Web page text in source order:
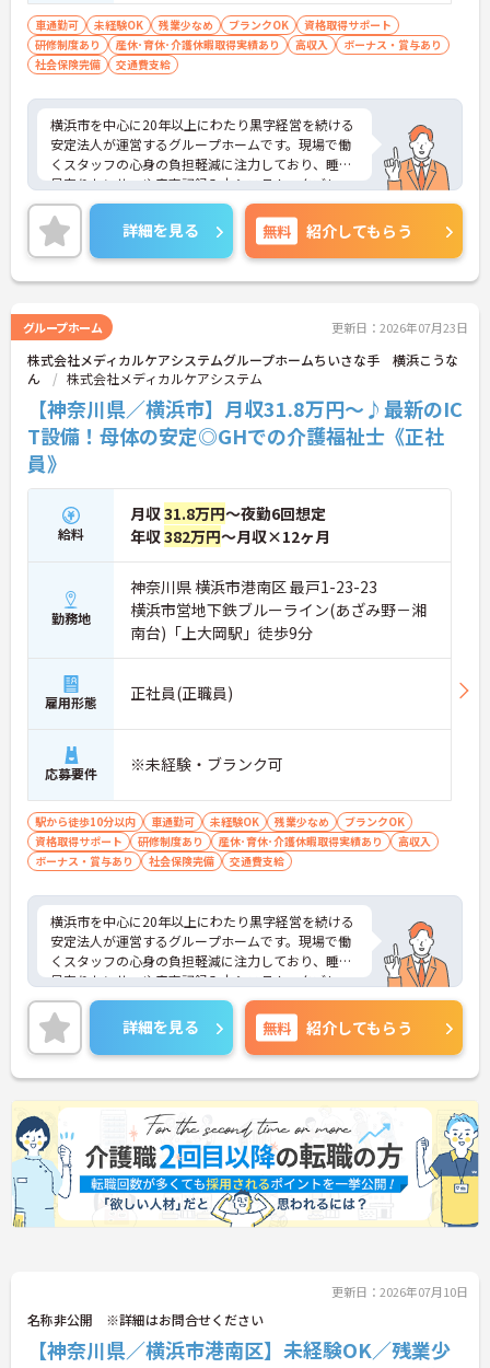
【従業員満足を第一に掲げる安定した経営基盤のも
とで安心してキャリアを築けます】
・創業以来20年以上にわたり黒字経営を継続してお
り地域社会にも貢献する強固な基盤があります
・現場スタッフの心の豊かさを大切にする理念が浸
透しチームワークよくケアに専念できる環境です
車通勤可 未経験OK 残業少なめ ブランクOK
資格取得サポート
研修制度あり
産休･育休･介護休暇取得実績あり 高収入
ボーナス・賞与あり
社会保険完備
交通費支給
横浜市を中心に20年以上にわたり黒字経営を続ける
安定法人が運営するグループホームです。現場で働
くスタッフの心身の負担軽減に注力しており、睡眠
見守りセンサーや音声記録入力システム、タブレッ
トでの記録ソフトなど最新の介護DXを積極的に導入
しています。これにより夜間の見守りや事務作業の
負担を大幅に削減し、ご入居者様とじっくり向き合
えるゆとりある労働環境を実現しています。介護福
祉士の方は月収31.8万円という高水準の給与体系が
く、プライベートとの両立もしやすいです。さら
に、独自のマネジメント研修や医療的ケアの研修な
ど、働きながら着実に専門性を高められる教育体制
も万全に整っています。生活基盤をしっかりと安定
させながら、介護福祉士として長期的なキャリアア
ップを描いていける環境です。
★おすすめPOINT★
【最新のICT設備による業務効率化で心身の負担を軽
・睡眠見守りセンサーや音声記録システムを導入し
スタッフの業務負荷を減らしています
・夜間の巡視負担や記録業務の時間が短縮され余裕
を持ったケアの実践が期待できます
【充実した社内研修や資格取得支援を活用して介護
福祉士からのキャリアアップを描けます】
・喀痰吸引などの医療的ケアやマネジメント研修を
受講できる専門の教育体制が整っています
・日々の業務と両立しながらスキルを高められ将来
的な役割拡大やリーダー職への挑戦を目指せます
【残業の少なさと柔軟な支援制度で介護福祉士とし
て長く働き続けられます】
ライフバランスを保ちながら勤務できます
詳細を見る 無料 紹介してもらう
グループホーム 更新日：2026年07月23日
株式会社メディカルケアシステムグループホームちいさな手 横浜こうな
ん
株式会社メディカルケアシステム
【神奈川県／横浜市】月収31.8万円～♪最新のIC
T設備！母体の安定◎GHでの介護福祉士《正社
員》
給料
月収31.8万円～夜勤6回想定
年収382万円～月収×12ヶ月
勤務地
神奈川県 横浜市港南区 最戸1-23-23
横浜市営地下鉄ブルーライン(あざみ野－湘
南台)「上大岡駅」徒歩9分
雇用形態 正社員(正職員)
応募要件 ※未経験・ブランク可
駅から徒歩10分以内 車通勤可 未経験OK 残業少なめ
ブランクOK
資格取得サポート
研修制度あり 産休･育休･介護休暇取得実績あり
高収入
ボーナス・賞与あり
社会保険完備 交通費支給
横浜市を中心に20年以上にわたり黒字経営を続ける
安定法人が運営するグループホームです。現場で働
くスタッフの心身の負担軽減に注力しており、睡眠
見守りセンサーや音声記録入力システム、タブレッ
トでの記録ソフトなど最新の介護DXを積極的に導入
しています。これにより夜間の見守りや事務作業の
負担を大幅に削減し、ご入居者様とじっくり向き合
えるゆとりある労働環境を実現しています。介護福
祉士の方は月収31.8万円という高水準の給与体系が
整っていることに加え、残業が月平均10時間と少な
く、プライベートとの両立もしやすいです。さら
に、独自のマネジメント研修や医療的ケアの研修な
ど、働きながら着実に専門性を高められる教育体制
も万全に整っています。生活基盤をしっかりと安定
させながら、介護福祉士として長期的なキャリアア
ップを描いていける環境です。
・睡眠見守りセンサーや音声記録システムを導入し
・夜間の巡視負担や記録業務の時間が短縮され余裕
詳細を見る 無料 紹介してもらう
更新日：2026年07月10日
名称非公開 ※詳細はお問合せください
【神奈川県／横浜市港南区】未経験OK／残業少